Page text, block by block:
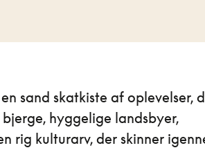
sand skatkiste af oplevelser,
hyggelige landsbyer,
rig kulturarv, der skinner